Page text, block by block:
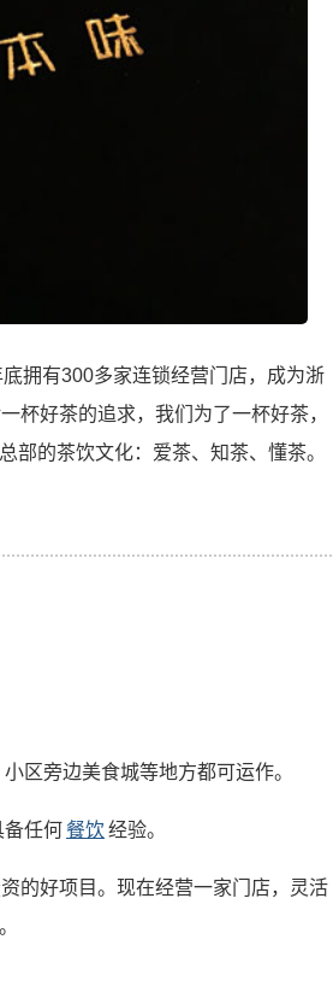
拥有300多家连锁经营门店，成为浙
杯好茶的追求，我们为了一杯好茶，
部的茶饮文化：爱茶、知茶、懂茶。
区旁边美食城等地方都可运作。
备任何餐饮 经验。
的好项目。现在经营一家门店，灵活